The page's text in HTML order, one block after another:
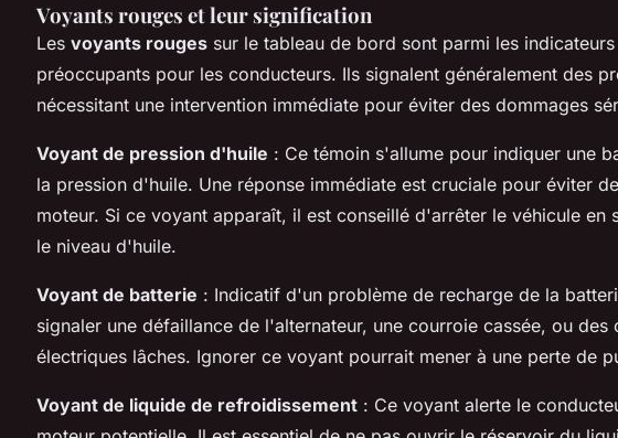
Voyants rouges et leur signification
Les voyants rouges sur le tableau de bord sont parmi les
préoccupants pour les conducteurs. Ils signalent généralement des
nécessitant une intervention immédiate pour éviter des dommages
Voyant de pression d'huile : Ce témoin s'allume pour indiquer une
la pression d'huile. Une réponse immédiate est cruciale pour éviter
moteur. Si ce voyant apparaît, il est conseillé d'arrêter le véhicule en
le niveau d'huile.
Voyant de batterie : Indicatif d'un problème de recharge de la
signaler une défaillance de l'alternateur, une courroie cassée, ou des
électriques lâches. Ignorer ce voyant pourrait mener à une perte de
Voyant de liquide de refroidissement : Ce voyant alerte le